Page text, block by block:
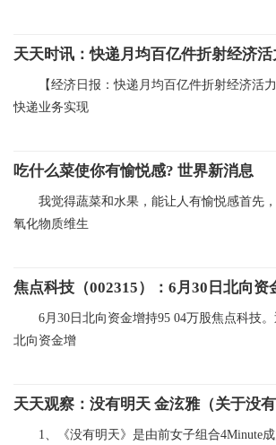
天天时讯：快递月均百亿件折射经济活
【经济日报：快递月均百亿件折射经济活
快递业务实现
吃什么菜使你有愉悦感? 世界新消息
我觉得蔬菜和水果，能让人有愉悦感首先
氧化物质维生
焦点科技（002315）：6月30日北向资
6月30日北向资金增持95 04万股焦点科技
北向资金增
1、《没有明天》是由前女子组合4Minute